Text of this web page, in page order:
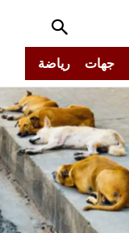
جهات رياضة